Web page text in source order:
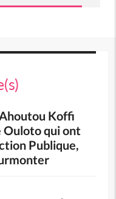
Koffi
Ouloto qui ont
Publique,